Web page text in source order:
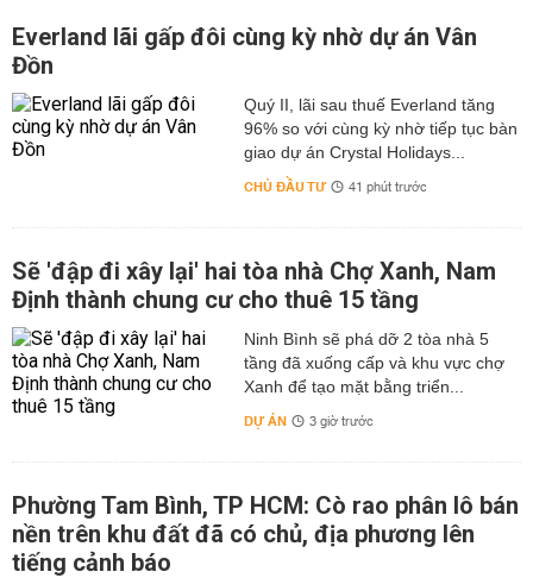
Everland lãi gấp đôi cùng kỳ nhờ dự án Vân
Đồn
Quý II, lãi sau thuế Everland tăng
96% so với cùng kỳ nhờ tiếp tục bàn
giao dự án Crystal Holidays...
CHỦ ĐẦU TƯ 41 phút trước
Sẽ 'đập đi xây lại' hai tòa nhà Chợ Xanh, Nam
Định thành chung cư cho thuê 15 tầng
Ninh Bình sẽ phá dỡ 2 tòa nhà 5
tầng đã xuống cấp và khu vực chợ
Xanh để tạo mặt bằng triển...
DỰ ÁN 3 giờ trước
Phường Tam Bình, TP HCM: Cò rao phân lô bán
nền trên khu đất đã có chủ, địa phương lên
tiếng cảnh báo